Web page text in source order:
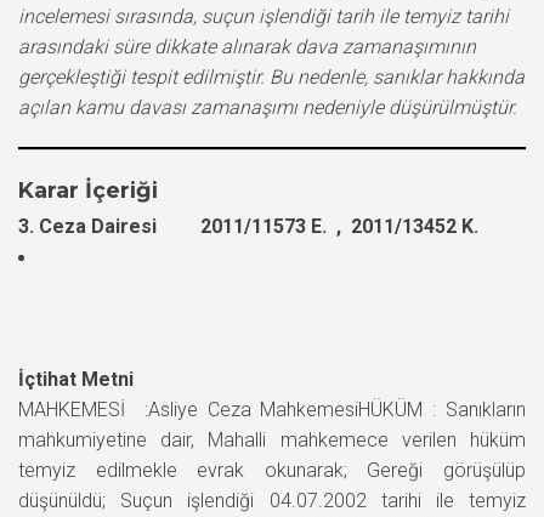
incelemesi sırasında, suçun işlendiği tarih ile temyiz tarihi
arasındaki süre dikkate alınarak dava zamanaşımının
gerçekleştiği tespit edilmiştir. Bu nedenle, sanıklar hakkında
açılan kamu davası zamanaşımı nedeniyle düşürülmüştür.
Karar İçeriği
3. Ceza Dairesi 2011/11573 E. , 2011/13452 K.
İçtihat Metni
MAHKEMESİ :Asliye Ceza MahkemesiHÜKÜM : Sanıkların
mahkumiyetine dair, Mahalli mahkemece verilen hüküm
temyiz edilmekle evrak okunarak; Gereği görüşülüp
düşünüldü; Suçun işlendiği 04.07.2002 tarihi ile temyiz